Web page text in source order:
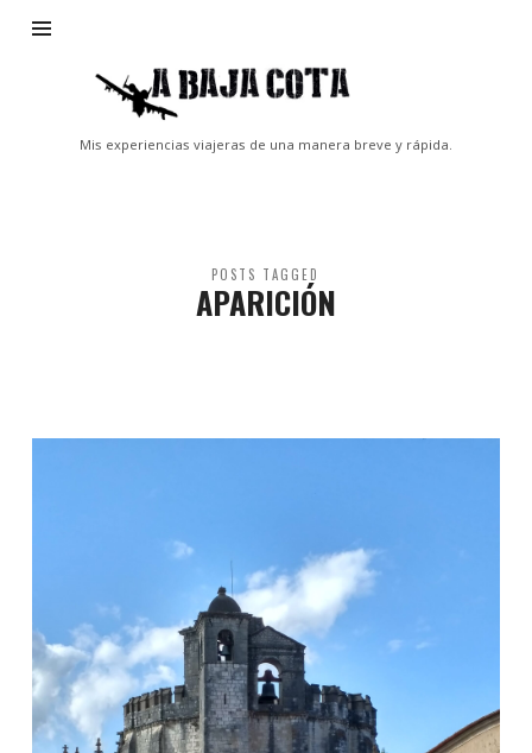
Baja
Cota
Mis experiencias viajeras de una manera breve y rápida.
POSTS TAGGED
APARICIÓN